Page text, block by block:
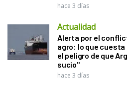
hace 3 días
Actualidad
Alerta por el
agro: lo que cuesta
el peligro de que
sucio"
hace 3 días